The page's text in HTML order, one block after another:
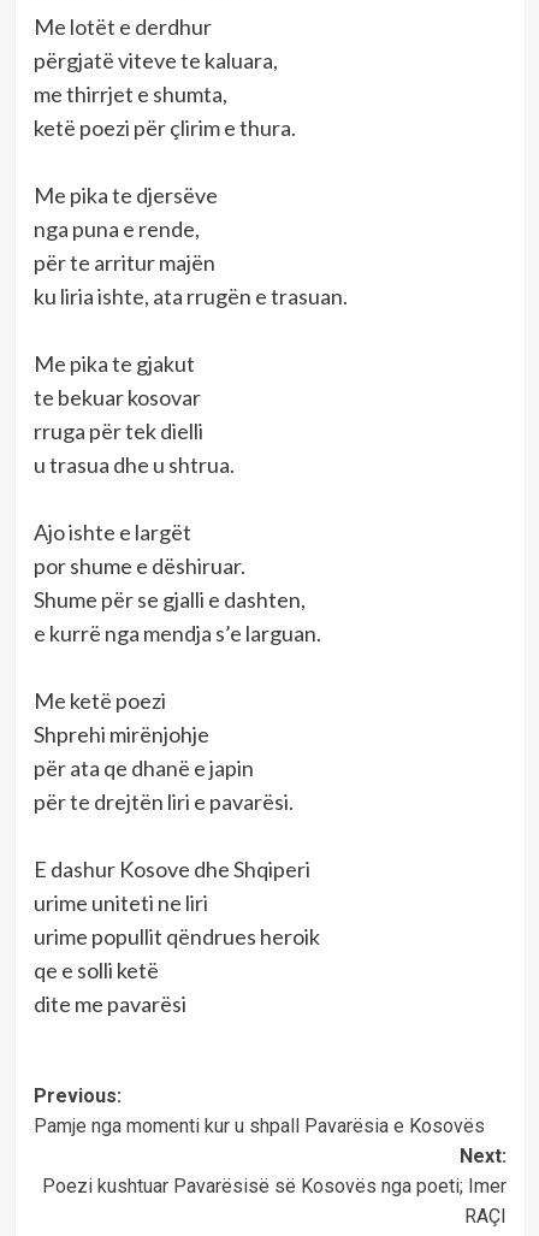
Me lotët e derdhur
përgjatë viteve te kaluara,
me thirrjet e shumta,
ketë poezi për çlirim e thura.
Me pika te djersëve
nga puna e rende,
për te arritur majën
ku liria ishte, ata rrugën e trasuan.
Me pika te gjakut
te bekuar kosovar
rruga për tek dielli
u trasua dhe u shtrua.
Ajo ishte e largët
por shume e dëshiruar.
Shume për se gjalli e dashten,
e kurrë nga mendja s’e larguan.
Me ketë poezi
Shprehi mirënjohje
për ata qe dhanë e japin
për te drejtën liri e pavarësi.
E dashur Kosove dhe Shqiperi
urime uniteti ne liri
urime popullit qëndrues heroik
qe e solli ketë
dite me pavarësi
Post
navigation
Previous:
Pamje nga momenti kur u shpall Pavarësia e Kosovës
Next:
Poezi kushtuar Pavarësisë së Kosovës nga poeti; Imer
RAÇI